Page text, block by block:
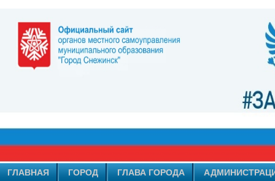
ГЛАВНАЯ ГОРОД ГЛАВА ГОРОДА